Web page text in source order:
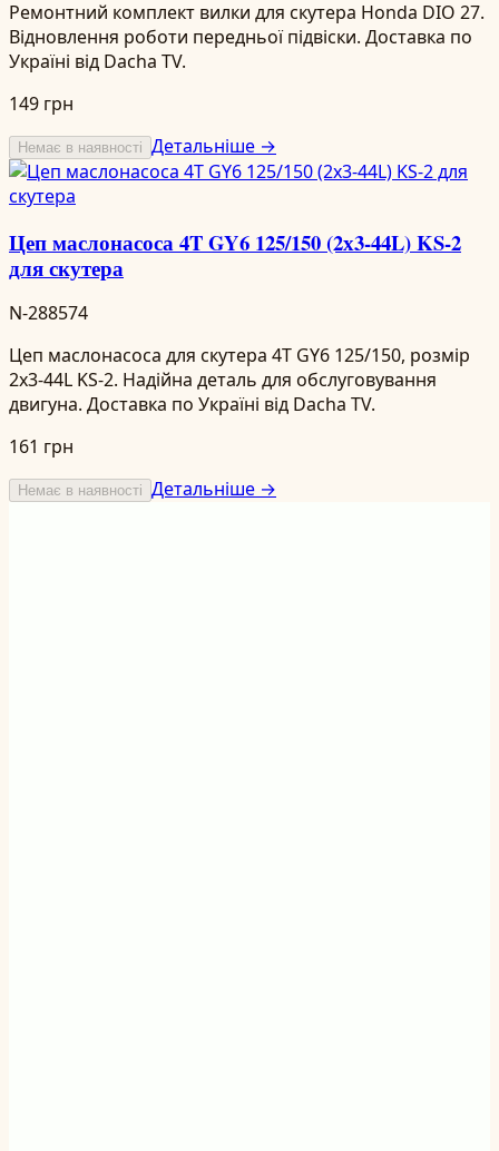
Ремонтний комплект вилки для скутера Honda DIO 27.
Відновлення роботи передньої підвіски. Доставка по
Україні від Dacha TV.
149 грн
Немає в наявності Детальніше →
Цеп маслонасоса 4T GY6 125/150 (2х3-44L) KS-2
для скутера
N-288574
Цеп маслонасоса для скутера 4T GY6 125/150, розмір
2х3-44L KS-2. Надійна деталь для обслуговування
двигуна. Доставка по Україні від Dacha TV.
161 грн
Немає в наявності Детальніше →